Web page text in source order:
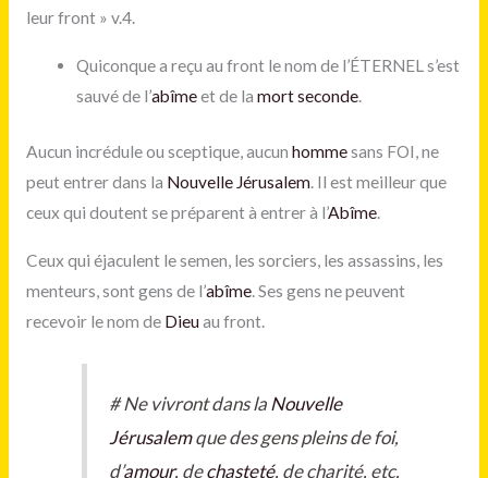
leur front » v.4.
Quiconque a reçu au front le nom de l’ÉTERNEL s’est
sauvé de l’abîmeet de lamort seconde.
Aucun incrédule ou sceptique, aucun hommesans FOI, ne
peut entrer dans la Nouvelle Jérusalem. Il est meilleur que
ceux qui doutent se préparent à entrer à l’Abîme.
Ceux qui éjaculent le semen, les sorciers, les assassins, les
menteurs, sont gens de l’abîme. Ses gens ne peuvent
recevoir le nom de Dieuau front.
#Ne vivront dans laNouvelle
Jérusalemque des gens pleins de foi,
d’amour, dechasteté, de charité, etc.